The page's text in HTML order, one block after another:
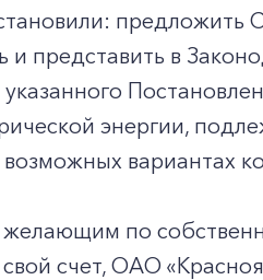
предложить
и представить в
энергии,
возможных вариантах
по
свой счет, ОАО